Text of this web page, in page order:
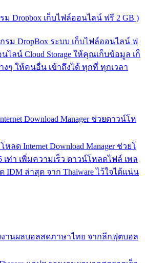
ม Dropbox เก็บไฟล์ออนไลน์ ฟรี 2 GB )
รม DropBox ระบบ เก็บไฟล์ออนไลน์ ฟ
ไลน์ Cloud Storage ให้คุณเก็บข้อมูล เก็
ๆ ให้คนอื่น เข้าถึงได้ ทุกที่ ทุกเวลา
Download Manager ช่วยดาวน์โห
ลด Internet Download Manager ช่วยโ
เท่า เพิ่มความเร็ว ดาวน์โหลดไฟล์ เพล
IDM ล่าสุด จาก Thaiware ไว้ใจได้แน่น
ยงานผลบอลสดภาษาไทย จากลีกฟุตบอล